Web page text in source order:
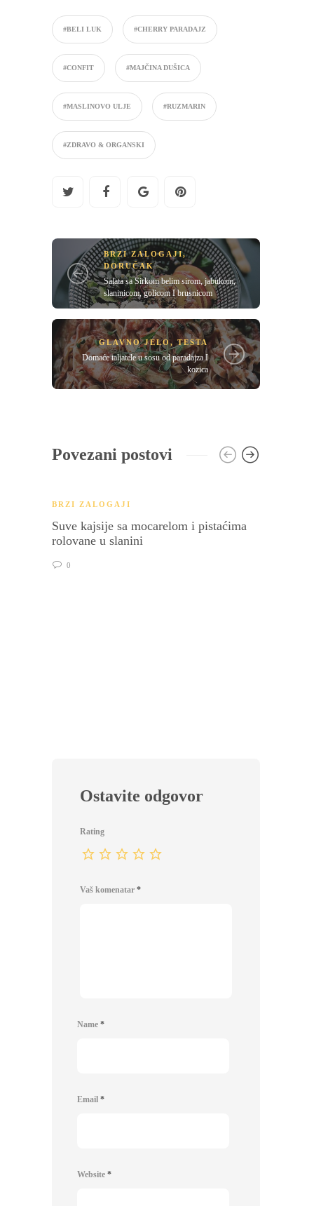
#BELI LUK #CHERRY PARADAJZ
#CONFIT #MAJČINA DUŠICA
#MASLINOVO ULJE #RUZMARIN
#ZDRAVO & ORGANSKI
BRZI ZALOGAJI,
DORUČAK
Salata sa Sirkom belim sirom, jabukom,
slaninicom, golicom I brusnicom
GLAVNO JELO,TESTA
Domaće taljatele u sosu od paradajza I
kozica
Povezani postovi
BRZI ZALOGAJI
Suve kajsije sa mocarelom i pistaćima
rolovane u slanini
0
Ostavite odgovor
Rating
Vaš komenatar *
Name *
Email *
Website *